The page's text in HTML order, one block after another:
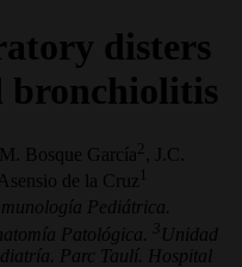
disters
bronchiolitis
, M. Bosque García
, J.C.
Asensio de la Cruz 1
Pediátrica.
Patológica. 3 Unidad
Parc Taulí. Hospital